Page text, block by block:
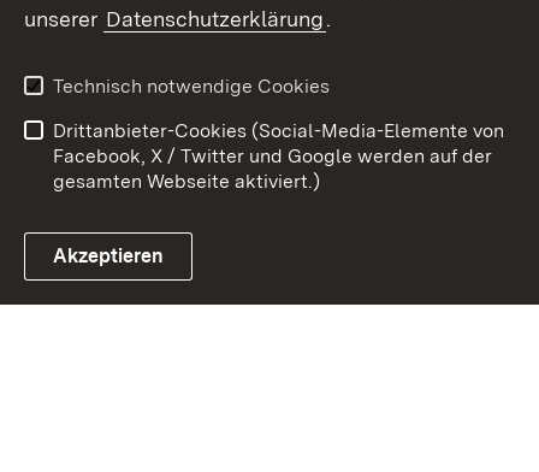
Link zum Landesportal
Kontakt
Impressum
Cookies
unserer Datenschutzerklärung.
Technisch notwendige Cookies
Drittanbieter-Cookies (Social-Media-Elemente von
Facebook, X / Twitter und Google werden auf der
gesamten Webseite aktiviert.)
Akzeptieren